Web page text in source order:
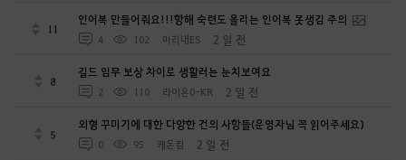
11
인어복 만들어줘요!!!항해 숙련도 올리는 인어복 못생김 주의
4 102 미리내ES 2 일 전
8
길드 임무 보상 차이로 생활러는 눈치보여요
2 110 라이온0-KR 2 일 전
5
외형 꾸미기에 대한 다양한 건의 사항들(운영자님 꼭 읽어주세요)
0 95 케돈킴 2 일 전